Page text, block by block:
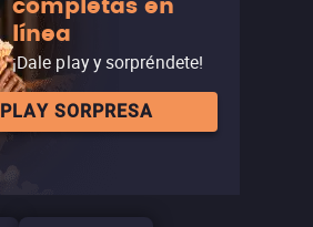
línea
¡Dale play y sorpréndete!
PLAY SORPRESA